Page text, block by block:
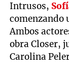
Intrusos,
comenzando
Ambos
obra Closer,
Carolina